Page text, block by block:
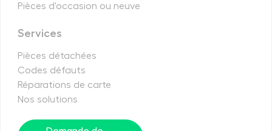
Pièces d'occasion ou neuve
Services
Pièces détachées
Codes défauts
Réparations de carte
Nos solutions